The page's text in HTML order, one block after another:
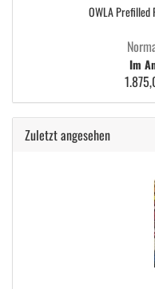
OWLA Prefilled
Im
Zuletzt angesehen